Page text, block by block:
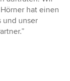
hat einen
und unser